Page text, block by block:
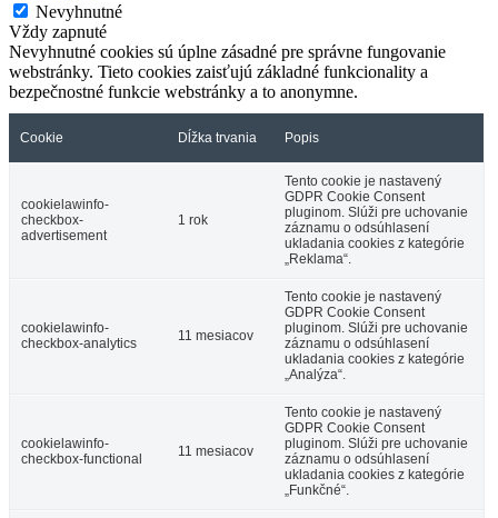
Nevyhnutné
Vždy zapnuté
Nevyhnutné cookies sú úplne zásadné pre správne fungovanie
webstránky. Tieto cookies zaisťujú základné funkcionality a
bezpečnostné funkcie webstránky a to anonymne.
Cookie Dĺžka trvania Popis
cookielawinfo-
checkbox-
advertisement
1 rok
Tento cookie je nastavený
GDPR Cookie Consent
pluginom. Slúži pre uchovanie
záznamu o odsúhlasení
ukladania cookies z kategórie
„Reklama“.
cookielawinfo-
checkbox-analytics
11 mesiacov
Tento cookie je nastavený
GDPR Cookie Consent
pluginom. Slúži pre uchovanie
záznamu o odsúhlasení
ukladania cookies z kategórie
„Analýza“.
cookielawinfo-
checkbox-functional
11 mesiacov
Tento cookie je nastavený
GDPR Cookie Consent
pluginom. Slúži pre uchovanie
záznamu o odsúhlasení
ukladania cookies z kategórie
„Funkčné“.